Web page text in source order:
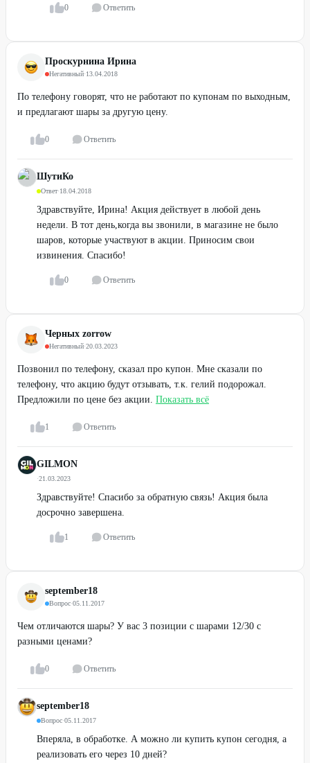
0 Ответить
Проскурнина Ирина
Негативный·13.04.2018
По телефону говорят, что не работают по купонам по выходным,
и предлагают шары за другую цену.
0 Ответить
ШутиКо
Ответ·18.04.2018
Здравствуйте, Ирина! Акция действует в любой день
недели. В тот день,когда вы звонили, в магазине не было
шаров, которые участвуют в акции. Приносим свои
извинения. Спасибо!
0 Ответить
Черных zorrow
Негативный·20.03.2023
Позвонил по телефону, сказал про купон. Мне сказали по
телефону, что акцию будут отзывать, т.к. гелий подорожал.
Предложили по цене без акции. Показать всё
1 Ответить
GILMON
·21.03.2023
Здравствуйте! Спасибо за обратную связь! Акция была
досрочно завершена.
1 Ответить
september18
Вопрос·05.11.2017
Чем отличаются шары? У вас 3 позиции с шарами 12/30 с
разными ценами?
0 Ответить
september18
Вопрос·05.11.2017
Вперяла, в обработке. А можно ли купить купон сегодня, а
реализовать его через 10 дней?